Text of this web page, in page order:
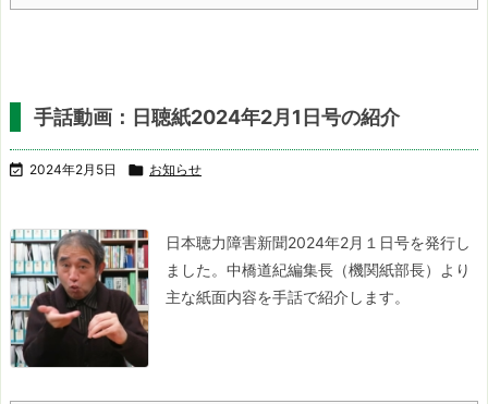
手話動画：日聴紙2024年2月1日号の紹介
 2024年2月5日  お知らせ
日本聴力障害新聞2024年2月１日号を発行し
ました。 中橋道紀編集長（機関紙部長）より
主な紙面内容を手話で紹介します。